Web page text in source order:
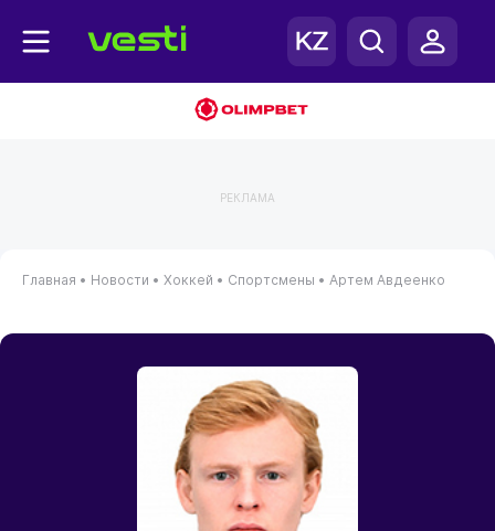
РЕКЛАМА
Главная • Новости • Хоккей • Спортсмены • Артем Авдеенко